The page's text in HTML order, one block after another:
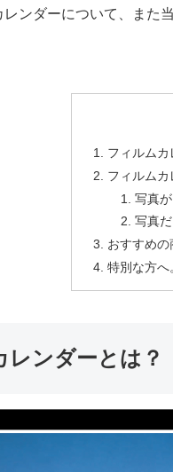
レンダーについて、また
フィルムカ
フィルムカ
写真
写真
おすすめ
特別な方へ
レンダーとは？